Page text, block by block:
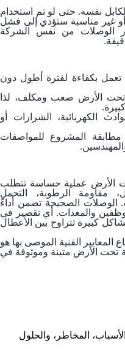
نفسه. حتى لو تم استخدام
غير مناسبة ستؤدي إلى فشل
الوصلات من نفس الشركة
تعمل بكفاءة لفترة أطول دون
تحت الأرض صعب ومكلف، لذا
الكهربائية، الشرارات أو
المشروع للمواصفات
الأرض عملية حساسة تتطلب
مقاومة الرطوبة، التحمل
الوصلات الصحيحة تضمن أداءً
والمعدات. أي تقصير في
كبيرة تتراوح بين الأعطال
المعايير الفنية الموصى بها هو
تحت الأرض متينة وموثوقة في